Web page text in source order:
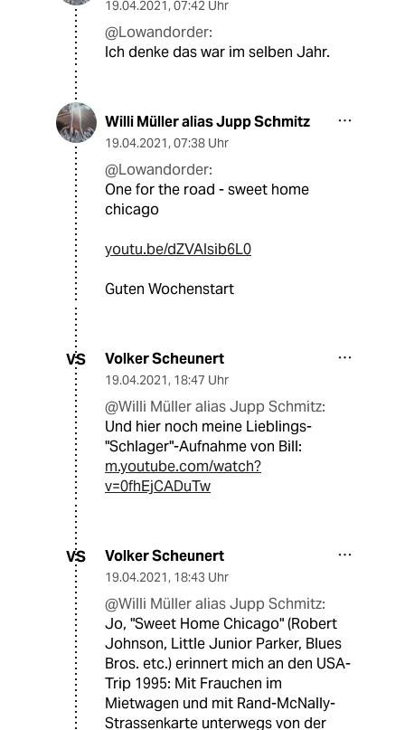
19.04.2021, 07:42 Uhr
@Lowandorder:
Ich denke das war im selben Jahr.
Willi Müller alias Jupp Schmitz
19.04.2021, 07:38 Uhr
@Lowandorder:
One for the road - sweet home
chicago
youtu.be/dZVAIsib6L0
Guten Wochenstart
VS Volker Scheunert
19.04.2021, 18:47 Uhr
@Willi Müller alias Jupp Schmitz:
Und hier noch meine Lieblings-
"Schlager"-Aufnahme von Bill:
m.youtube.com/watch?
v=0fhEjCADuTw
VS Volker Scheunert
19.04.2021, 18:43 Uhr
@Willi Müller alias Jupp Schmitz:
Jo, "Sweet Home Chicago" (Robert
Johnson, Little Junior Parker, Blues
Bros. etc.) erinnert mich an den USA-
Trip 1995: Mit Frauchen im
Mietwagen und mit Rand-McNally-
Strassenkarte unterwegs von der